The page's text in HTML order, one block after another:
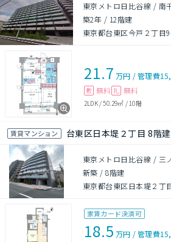
東京メトロ日比谷線 / 南
築2年 / 12階建
東京都台東区今戸２丁目
21.7 万円 /管理費
敷 無料 礼 無料
2LDK/50.29㎡ / 10階
賃貸マンション 台東区日本堤２丁目 8階
東京メトロ日比谷線 / 三
新築 /8階建
東京都台東区日本堤２丁
家賃カード決済可
18.5 万円 /管理費